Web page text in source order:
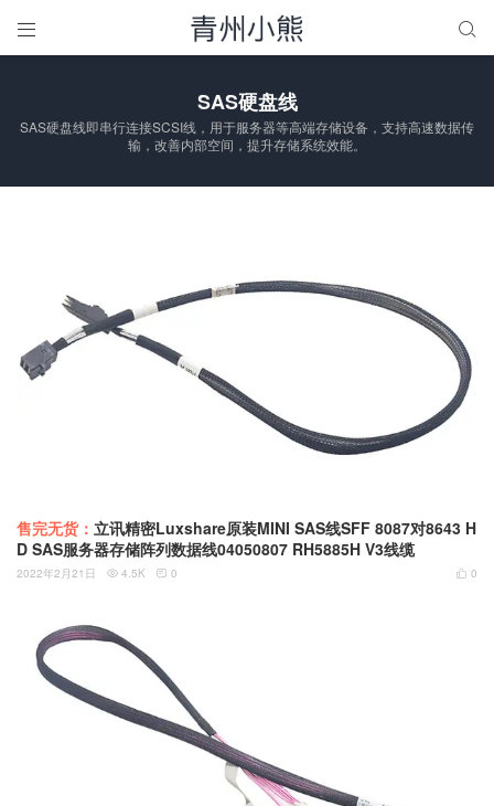
 
SAS硬盘线
SAS硬盘线即串行连接SCSI线，用于服务器等高端存储设备，支持高速数据传
输，改善内部空间，提升存储系统效能。
售完无货： 立讯精密Luxshare原装MINI SAS线SFF 8087对8643 H
D SAS服务器存储阵列数据线04050807 RH5885H V3线缆
 0
2022年2月21日  4.5K  0